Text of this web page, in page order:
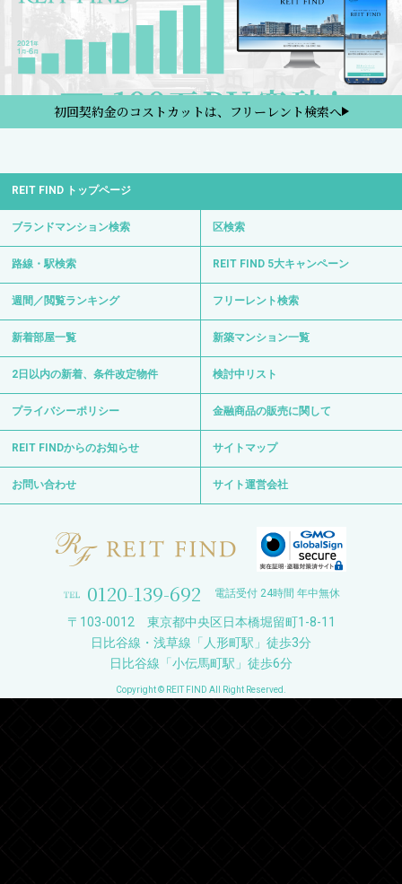
初回契約金のコストカットは、フリーレント検索へ
REIT FIND トップページ
ブランドマンション検索 区検索
路線・駅検索 REIT FIND 5大キャンペーン
週間／閲覧ランキング フリーレント検索
新着部屋一覧 新築マンション一覧
2日以内の新着、条件改定物件 検討中リスト
プライバシーポリシー 金融商品の販売に関して
REIT FINDからのお知らせ サイトマップ
お問い合わせ サイト運営会社
0120-139-692 電話受付 24時間 年中無休
〒103-0012 東京都中央区日本橋堀留町1-8-11
日比谷線・浅草線「人形町駅」徒歩3分
日比谷線「小伝馬町駅」徒歩6分
Copyright © REIT FIND All Right Reserved.